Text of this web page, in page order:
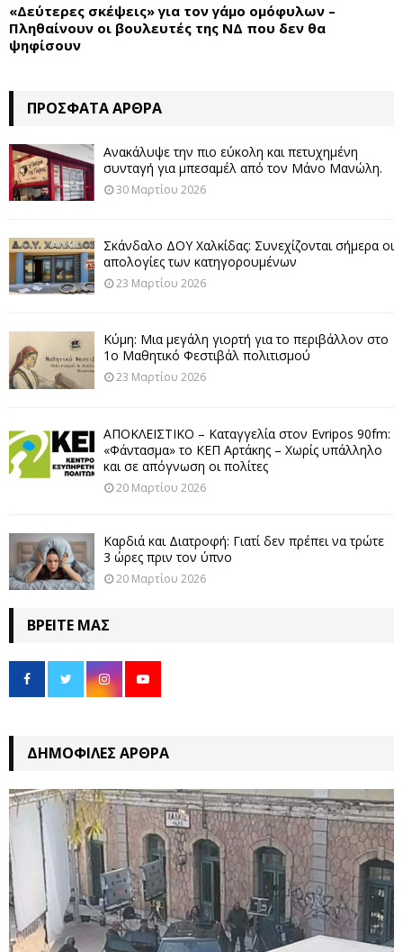
«Δεύτερες σκέψεις» για τον γάμο ομόφυλων –
Πληθαίνουν οι βουλευτές της ΝΔ που δεν θα
ψηφίσουν
ΠΡΌΣΦΑΤΑ ΆΡΘΡΑ
Ανακάλυψε την πιο εύκολη και πετυχημένη
συνταγή για μπεσαμέλ από τον Μάνο Μανώλη.
30 Μαρτίου 2026
Σκάνδαλο ΔΟΥ Χαλκίδας: Συνεχίζονται σήμερα οι
απολογίες των κατηγορουμένων
23 Μαρτίου 2026
Κύμη: Μια μεγάλη γιορτή για το περιβάλλον στο
1ο Μαθητικό Φεστιβάλ πολιτισμού
23 Μαρτίου 2026
ΑΠΟΚΛΕΙΣΤΙΚΟ – Καταγγελία στον Evripos 90fm:
«Φάντασμα» το ΚΕΠ Αρτάκης – Χωρίς υπάλληλο
και σε απόγνωση οι πολίτες
20 Μαρτίου 2026
Καρδιά και Διατροφή: Γιατί δεν πρέπει να τρώτε
3 ώρες πριν τον ύπνο
20 Μαρτίου 2026
ΒΡΕΊΤΕ ΜΑΣ
ΔΗΜΟΦΙΛΈΣ ΆΡΘΡΑ